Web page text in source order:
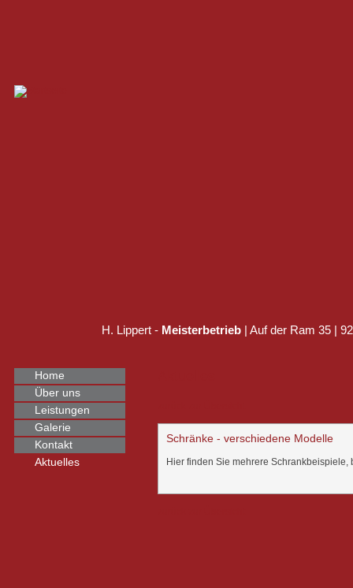
H. Lippert - Meisterbetrieb | Auf der Ram 35 |
Home
Über uns
Leistungen
Galerie
Kontakt
Aktuelles
Schränke - verschiedene Modelle
Hier finden Sie mehrere Schrankbeispiele,